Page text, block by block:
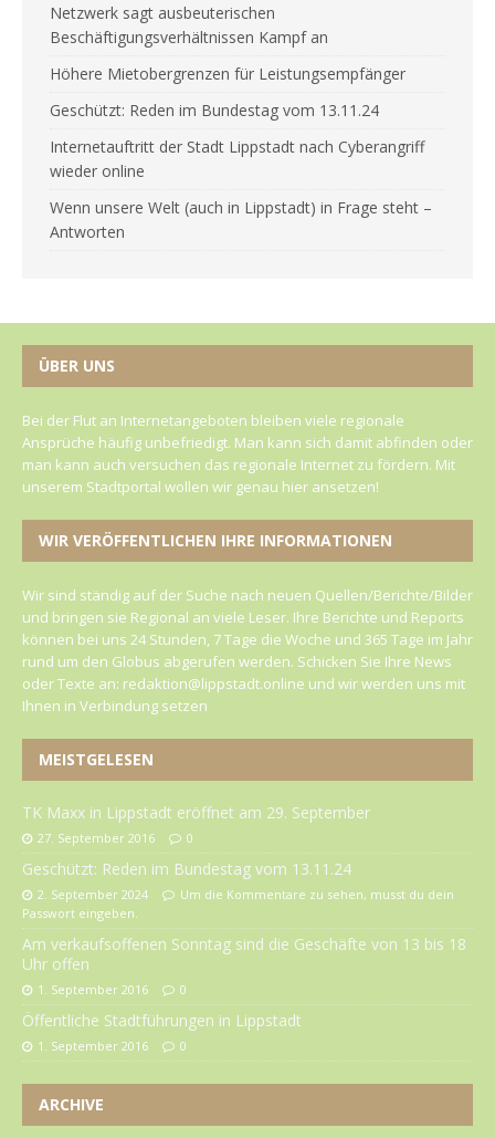
Netzwerk sagt ausbeuterischen
Beschäftigungsverhältnissen Kampf an
Höhere Mietobergrenzen für Leistungsempfänger
Geschützt: Reden im Bundestag vom 13.11.24
Internetauftritt der Stadt Lippstadt nach Cyberangriff
wieder online
Wenn unsere Welt (auch in Lippstadt) in Frage steht –
Antworten
ÜBER UNS
Bei der Flut an Internetangeboten bleiben viele regionale
Ansprüche häufig unbefriedigt. Man kann sich damit abfinden oder
man kann auch versuchen das regionale Internet zu fördern. Mit
unserem Stadtportal wollen wir genau hier ansetzen!
WIR VERÖFFENTLICHEN IHRE INFORMATIONEN
Wir sind ständig auf der Suche nach neuen Quellen/Berichte/Bilder
und bringen sie Regional an viele Leser. Ihre Berichte und Reports
können bei uns 24 Stunden, 7 Tage die Woche und 365 Tage im Jahr
rund um den Globus abgerufen werden. Schicken Sie Ihre News
oder Texte an: redaktion@lippstadt.online und wir werden uns mit
Ihnen in Verbindung setzen
MEISTGELESEN
TK Maxx in Lippstadt eröffnet am 29. September
27. September 2016 0
Geschützt: Reden im Bundestag vom 13.11.24
2. September 2024
Um die Kommentare zu sehen, musst du dein
Passwort eingeben.
Am verkaufsoffenen Sonntag sind die Geschäfte von 13 bis 18
Uhr offen
1. September 2016 0
Öffentliche Stadtführungen in Lippstadt
1. September 2016 0
ARCHIVE